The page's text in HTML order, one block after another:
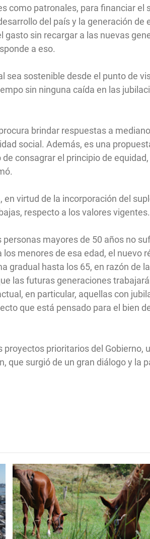
como patronales, para financiar el
del país y la generación de
sin recargar a las nuevas
a eso.
sea sostenible desde el punto de
sin ninguna caída en las
brindar respuestas a
social. Además, es una
consagrar el principio de
virtud de la incorporación del
respecto a los valores vigentes.
mayores de 50 años no
menores de esa edad, el nuevo
gradual hasta los 65, en razón de
las futuras generaciones
en particular, aquellas con
que está pensado para el bien
prioritarios del Gobierno,
que surgió de un gran diálogo y la